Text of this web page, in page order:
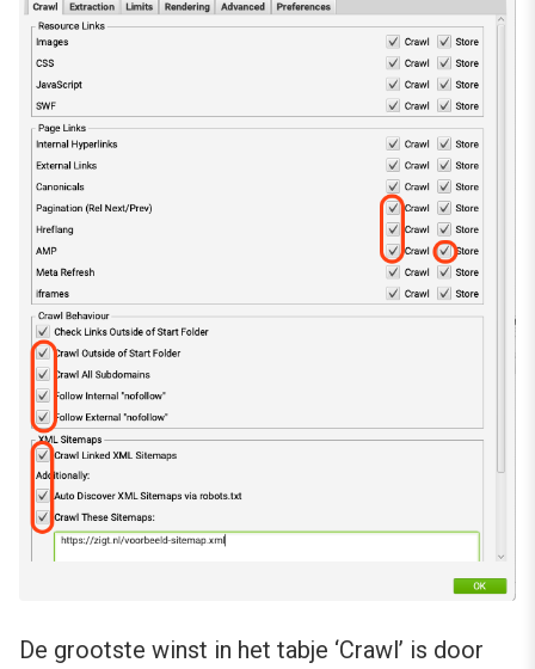
De grootste winst in het tabje ‘Crawl’ is door